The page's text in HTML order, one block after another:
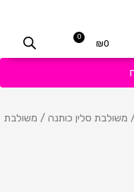
₪0
0
עגלת
קניות
משולבת סלין כותנה / משולבת